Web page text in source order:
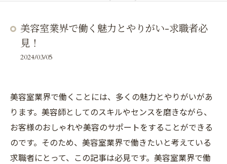
美容室業界で働く魅力とやりがい-求職者必
見！
2024/03/05
美容室業界で働くことには、多くの魅力とやりがいがあ
ります。美容師としてのスキルやセンスを磨きながら、
お客様のおしゃれや美容のサポートをすることができる
のです。そのため、美容室業界で働きたいと考えている
求職者にとって、この記事は必見です。美容室業界で働